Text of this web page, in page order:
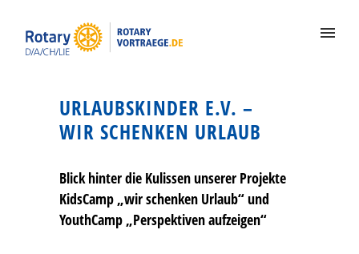
URLAUBSKINDER E.V. –
WIR SCHENKEN URLAUB
Blick hinter die Kulissen unserer Projekte
KidsCamp „wir schenken Urlaub“ und
YouthCamp „Perspektiven aufzeigen“